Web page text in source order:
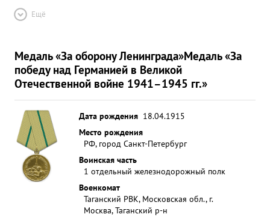
Ещё
Медаль «За оборону Ленинграда»Медаль «За
победу над Германией в Великой
Отечественной войне 1941–1945 гг.»
Дата рождения 18.04.1915
Место рождения
РФ, город Санкт-Петербург
Воинская часть
1 отдельный железнодорожный полк
Военкомат
Таганский РВК, Московская обл., г.
Москва, Таганский р-н